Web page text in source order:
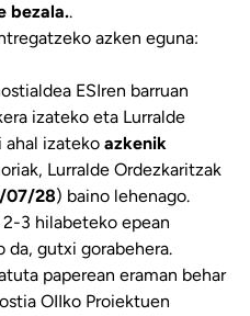
bezala..
azken eguna:
ESIren barruan
izateko eta Lurralde
ahal izateko azkenik
Lurralde Ordezkaritzak
07/28) baino lehenago.
3 hilabeteko epean
da, gutxi gorabehera.
paperean eraman behar
OIIko Proiektuen